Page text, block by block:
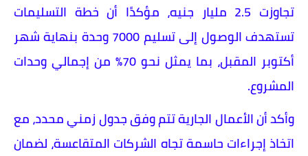
تجاوزت 2.5 مليار جنيه، مؤكدًا أن خطة التسليمات
تستهدف الوصول إلى تسليم 7000 وحدة بنهاية شهر
أكتوبر المقبل، بما يمثل نحو 70% من إجمالي وحدات
المشروع.
وأكد أن الأعمال الجارية تتم وفق جدول زمني محدد، مع
اتخاذ إجراءات حاسمة تجاه الشركات المتقاعسة، لضمان